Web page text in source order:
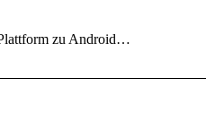
zu Android…